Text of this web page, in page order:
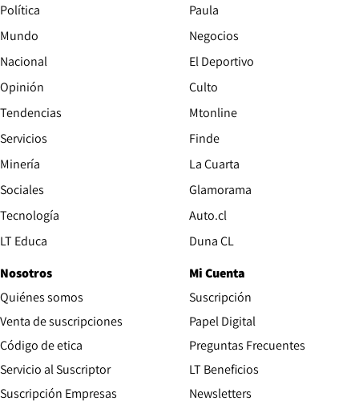
Política
Mundo
Nacional
Opinión
Tendencias
Servicios
Minería
Sociales
Tecnología
LT Educa
Paula
Negocios
El Deportivo
Culto
Mtonline
Finde
La Cuarta
Glamorama
Auto.clOpens in new window
Duna CLOpens in new window
Nosotros
Quiénes somos
Venta de suscripciones
Código de etica Opens in new window
Servicio al Suscriptor
Suscripción Empresas
Mi Cuenta
Suscripción
Papel DigitalOpens in new
Preguntas Frecuentes
LT Beneficios
Newsletters